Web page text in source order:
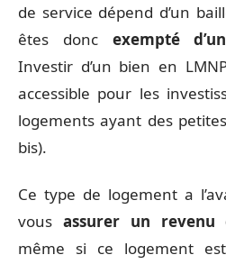
de service dépend d’un
êtes donc exempté
Investir d’un bien en
accessible pour les
logements ayant des
bis).
Ce type de logement a
vous assurer un revenu
même si ce logement